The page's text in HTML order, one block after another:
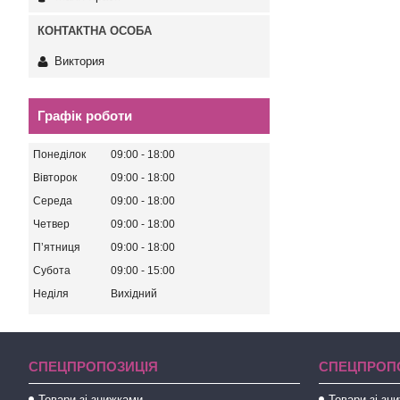
Виктория
Графік роботи
Понеділок 09:00
18:00
Вівторок
09:00
18:00
Середа
09:00
18:00
Четвер
09:00
18:00
Пʼятниця
09:00
18:00
Субота
09:00
15:00
Неділя
Вихідний
СПЕЦПРОПОЗИЦІЯ